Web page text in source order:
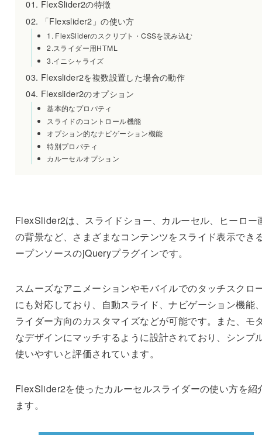
FlexSlider2の特徴
「Flexslider2」の使い方
1. FlexSliderのスクリプト・CSSを読み込む
2.スライダー用HTML
3.イニシャライズ
Flexslider2を複数設置した場合の動作
Flexslider2のオプション
基本的なプロパティ
スライドのコントロール機能
オプション的なナビゲーション機能
特別プロパティ
カルーセルオプション
FlexSlider2は、スライドショー、カルーセル、ヒーロー
の背景など、さまざまなコンテンツをスライド表示でき
ープンソースのjQueryプラグインです。
スムーズなアニメーションやモバイルでのタッチスクロ
にも対応しており、自動スライド、ナビゲーション機能
ライダー方向のカスタマイズなどが可能です。また、モ
なデザインにマッチするように設計されており、シンプ
使いやすいと評価されています。
FlexSlider2を使ったカルーセルスライダーの使い方を紹
ます。